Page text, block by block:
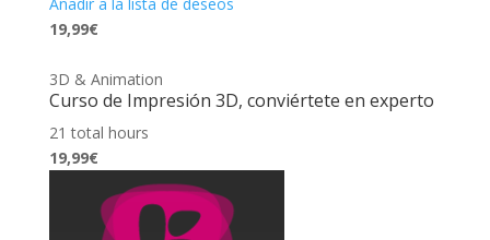
19,99€
3D & Animation
Curso de Impresión 3D, conviértete en experto
21 total hours
19,99€